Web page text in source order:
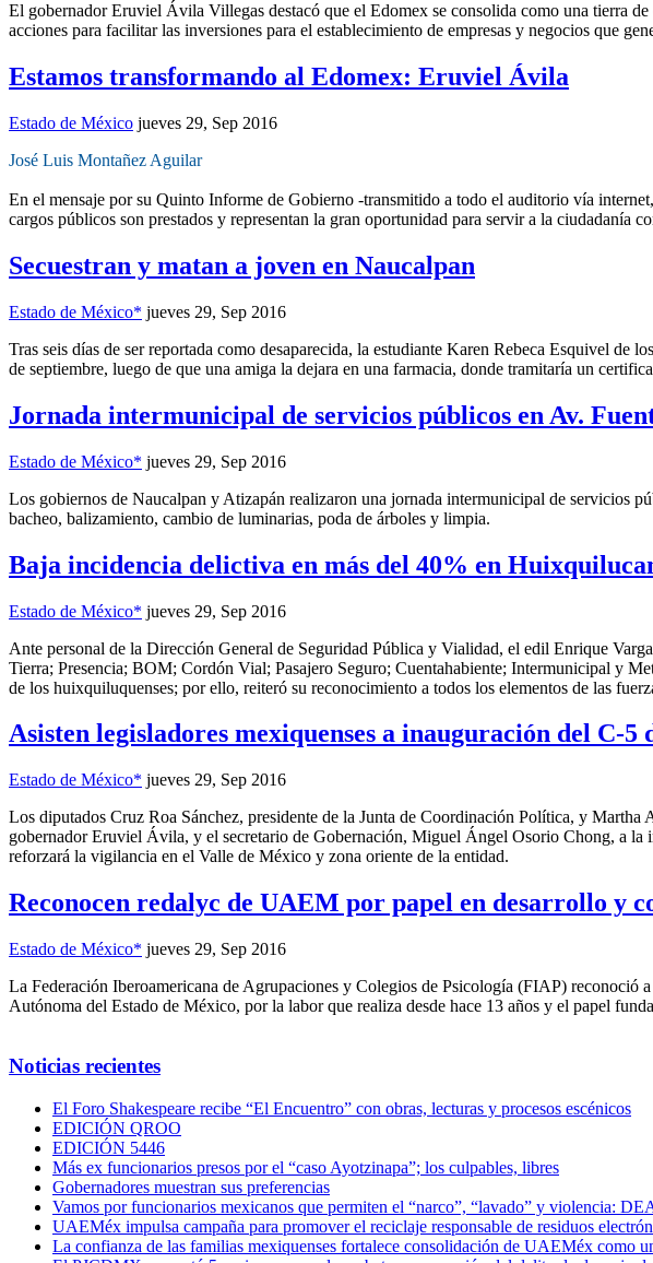
El gobernador Eruviel Ávila Villegas destacó que el Edomex se consolida como una tierra
acciones para facilitar las inversiones para el establecimiento de empresas y negocios que
Estamos transformando al Edomex: Eruviel Ávila
Estado de México jueves 29, Sep 2016
José Luis Montañez Aguilar
En el mensaje por su Quinto Informe de Gobierno -transmitido a todo el auditorio vía
cargos públicos son prestados y representan la gran oportunidad para servir a la ciudadanía
Secuestran y matan a joven en Naucalpan
Estado de México* jueves 29, Sep 2016
Tras seis días de ser reportada como desaparecida, la estudiante Karen Rebeca Esquivel
de septiembre, luego de que una amiga la dejara en una farmacia, donde tramitaría un
Jornada intermunicipal de servicios públicos en Av.
Estado de México* jueves 29, Sep 2016
Los gobiernos de Naucalpan y Atizapán realizaron una jornada intermunicipal de servicios
bacheo, balizamiento, cambio de luminarias, poda de árboles y limpia.
Baja incidencia delictiva en más del 40% en
Estado de México* jueves 29, Sep 2016
Ante personal de la Dirección General de Seguridad Pública y Vialidad, el edil Enrique
Tierra; Presencia; BOM; Cordón Vial; Pasajero Seguro; Cuentahabiente; Intermunicipal y
de los huixquiluquenses; por ello, reiteró su reconocimiento a todos los elementos de las
Asisten legisladores mexiquenses a inauguración del C-5
Estado de México* jueves 29, Sep 2016
Los diputados Cruz Roa Sánchez, presidente de la Junta de Coordinación Política, y
gobernador Eruviel Ávila, y el secretario de Gobernación, Miguel Ángel Osorio Chong, a
reforzará la vigilancia en el Valle de México y zona oriente de la entidad.
Reconocen redalyc de UAEM por papel en desarrollo y
Estado de México* jueves 29, Sep 2016
La Federación Iberoamericana de Agrupaciones y Colegios de Psicología (FIAP)
Autónoma del Estado de México, por la labor que realiza desde hace 13 años y el papel
Noticias recientes
El Foro Shakespeare recibe “El Encuentro” con obras, lecturas y procesos escénicos
EDICIÓN QROO
EDICIÓN 5446
Más ex funcionarios presos por el “caso Ayotzinapa”; los culpables, libres
Gobernadores muestran sus preferencias
Vamos por funcionarios mexicanos que permiten el “narco”, “lavado” y violencia:
UAEMéx impulsa campaña para promover el reciclaje responsable de residuos
La confianza de las familias mexiquenses fortalece consolidación de UAEMéx como